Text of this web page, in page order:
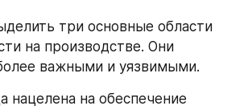
три основные области
на производстве. Они
важными и уязвимыми.
нацелена на обеспечение